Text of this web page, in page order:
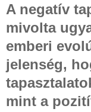
A negatív
mivolta
emberi
jelenség,
mint a